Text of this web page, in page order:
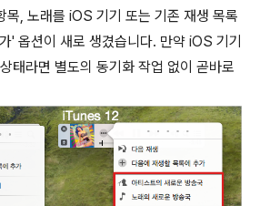
목, 노래를 iOS 기기 또는 기존 재생 목록
' 옵션이 새로 생겼습니다. 만약 iOS 기기
태라면 별도의 동기화 작업 없이 곧바로